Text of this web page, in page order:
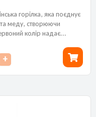
горілка, яка поєднує
та меду, створюючи
колір надає...
+